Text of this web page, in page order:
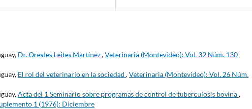
Dr. Orestes Leites Martínez,Veterinaria (Montevideo): Vol. 32 Núm. 130
El rol del veterinario en la sociedad ,Veterinaria (Montevideo): Vol. 26 Núm.
Acta del 1 Seminario sobre programas de control de tuberculosis bovina,
1 (1976): Diciembre